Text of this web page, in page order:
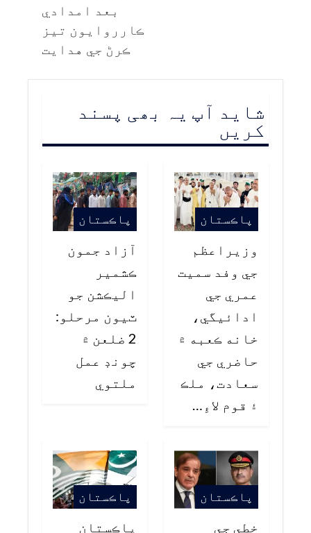
بعد امدادي
ڪارروايون تيز
ڪرڻ جي هدايت
شاید آپ یہ بھی پسند
کریں
پاڪستان
وزيراعظم
جي وفد سميت
عمري جي
ادائيگي،
خانه ڪعبه ۾
حاضري جي
سعادت، ملڪ
۽ قوم لاءِ…
پاڪستان
آزاد جمون
ڪشمير
اليڪشن جو
ٽيون مرحلو:
2 ضلعن ۾
چونڊ عمل
ملتوي
پاڪستان
خطي جي
پاڪستان
پاڪستان